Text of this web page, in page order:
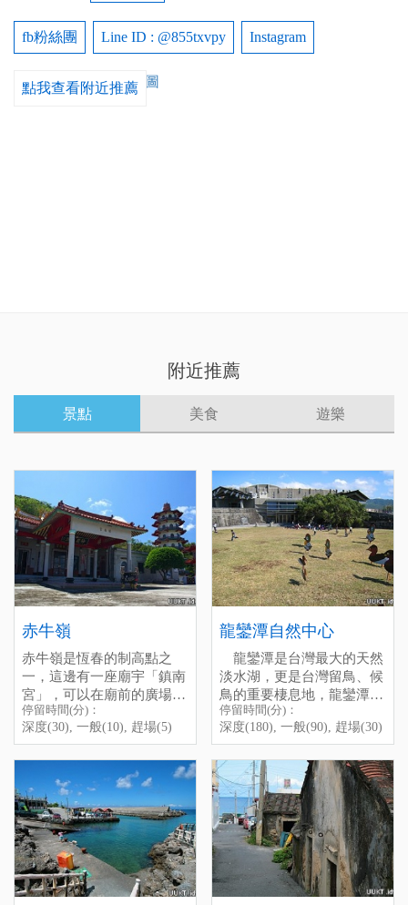
fb粉絲團 Line ID : @855txvpy Instagram
點我查看附近推薦
附近推薦
景點 美食 遊樂
赤牛嶺
赤牛嶺是恆春的制高點之
一，這邊有一座廟宇「鎮南
宮」，可以在廟前的廣場居
高俯瞰整個恆春鎮的景觀，
視野非常好，這裡也是觀星
的好地點，天氣好的時候還
能看見龍鑾潭與海，是拍照
賞景的好地點。
從恆春工商一旁的路進去，
順著路開上山，經過恆春生
態農場再往上走，便可抵達
此地，但夜間人車稀少，路
燈較少，行車需注意安全。
Chi-Niu-Ling is one of the
highIights of Hengchun
Town. There is a temple
named “Zhen-Nan-Gong”
here, you can see the whole
town at the square of the
temple, even the Lake ”Long
Luan Tan” as weII as the sea.
On a cloudless night, lt is
aIso a good place to see the
To go to Chi-Niu-Ling, you
have to go straight on the
road beside Hengchun
Vocational High SchooI, past
the Hengchun Farm, and you
wiII arrive soon. Be careful,
there are onIy a few cars or
停留時間(分)：
深度(30), 一般(10), 趕場(5)
龍鑾潭自然中心
龍鑾潭是台灣最大的天然
淡水湖，更是台灣留鳥、候
鳥的重要棲息地，龍鑾潭自
然中心就是為此而設的。自
然中心位於龍鑾潭的西岸，
為避免驚擾到鳥兒，從停車
場到自然中心有一段路。初
見自然中心，站長還真驚艷
於她別緻的建築風格，一種
好輕穎的感覺，因為她彷彿
如水鳥般的憩在那兒修整雙
翅，得輕輕的接近才行。
除了遠觀，龍鑾潭自然中
心裡還架設了許多架高倍數
停留時間(分)：
深度(180), 一般(90), 趕場(30)